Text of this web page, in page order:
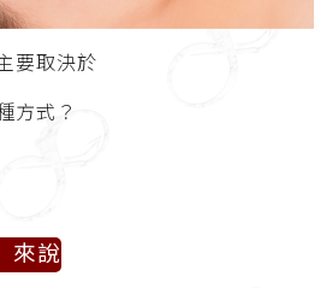
要取決於
方式？
來說